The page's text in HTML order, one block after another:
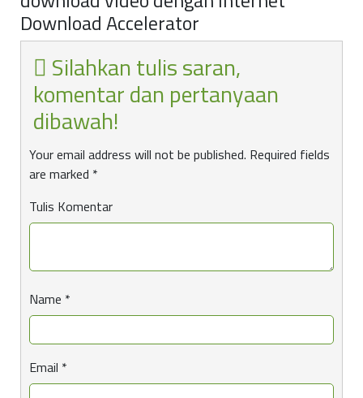
Download Accelerator
Silahkan tulis saran,
komentar dan pertanyaan
dibawah!
Your email address will not be published. Required fields
are marked *
Tulis Komentar
Name *
Email *